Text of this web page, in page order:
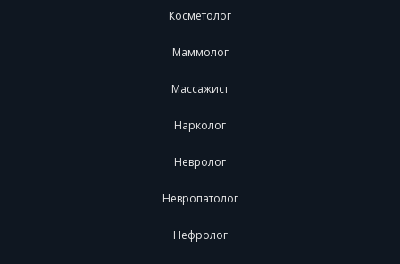
Косметолог
Маммолог
Массажист
Нарколог
Невролог
Невропатолог
Нефролог